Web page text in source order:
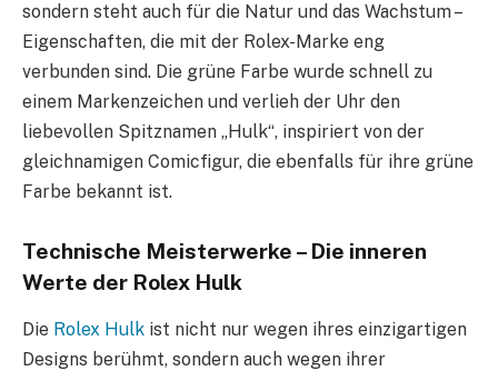
sondern steht auch für die Natur und das Wachstum –
Eigenschaften, die mit der Rolex-Marke eng
verbunden sind. Die grüne Farbe wurde schnell zu
einem Markenzeichen und verlieh der Uhr den
liebevollen Spitznamen „Hulk“, inspiriert von der
gleichnamigen Comicfigur, die ebenfalls für ihre grüne
Farbe bekannt ist.
Technische Meisterwerke – Die inneren
Werte der Rolex Hulk
Die Rolex Hulk ist nicht nur wegen ihres einzigartigen
Designs berühmt, sondern auch wegen ihrer